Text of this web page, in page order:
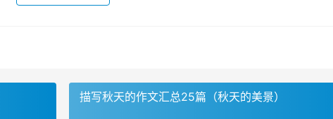
描写秋天的作文汇总25篇（秋天的美景）